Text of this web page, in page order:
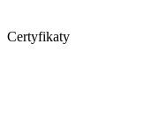
Certyfikaty